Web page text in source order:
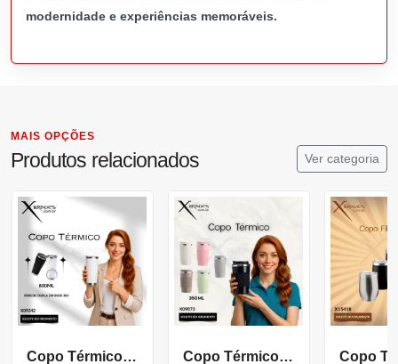
modernidade e experiências memoráveis.
MAIS OPÇÕES
Produtos relacionados Ver categoria
Copo Térmico de 800ml com parede dupla em inox 304 X09242 Copo Térmico em inox 304 com base antiderrapante X09073